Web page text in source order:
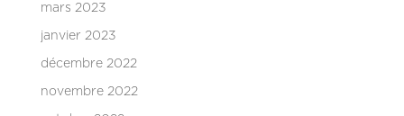
mars 2023
janvier 2023
décembre 2022
novembre 2022